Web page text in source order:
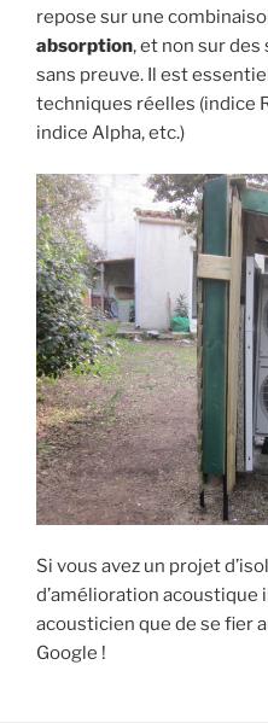
repose sur une
absorption, et non sur
sans preuve. Il est
techniques réelles (indice
indice Alpha, etc.)
Si vous avez un projet
d’amélioration acoustique
acousticien que de se fier
Google !